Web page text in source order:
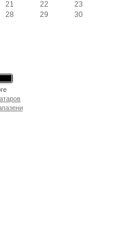
21 22
23
28 29
30